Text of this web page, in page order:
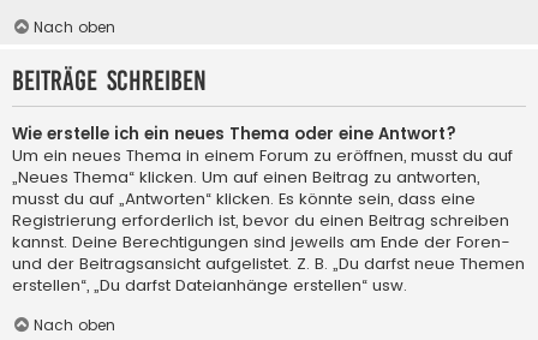
Nach oben
Beiträge schreiben
Wie erstelle ich ein neues Thema oder eine Antwort?
Um ein neues Thema in einem Forum zu eröffnen, musst du auf
„Neues Thema“ klicken. Um auf einen Beitrag zu antworten,
musst du auf „Antworten“ klicken. Es könnte sein, dass eine
Registrierung erforderlich ist, bevor du einen Beitrag schreiben
kannst. Deine Berechtigungen sind jeweils am Ende der Foren-
und der Beitragsansicht aufgelistet. Z. B. „Du darfst neue Themen
erstellen“, „Du darfst Dateianhänge erstellen“ usw.
Nach oben